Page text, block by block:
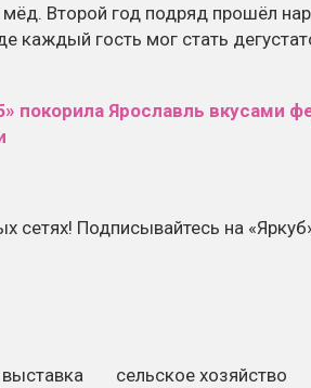
Второй год подряд прошёл
каждый гость мог стать
сетях! Подписывайтесь на
выставка сельское хозяйство